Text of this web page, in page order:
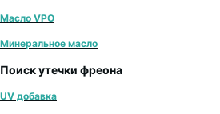
Масло VPO
Минеральное масло
Поиск утечки фреона
UV добавка